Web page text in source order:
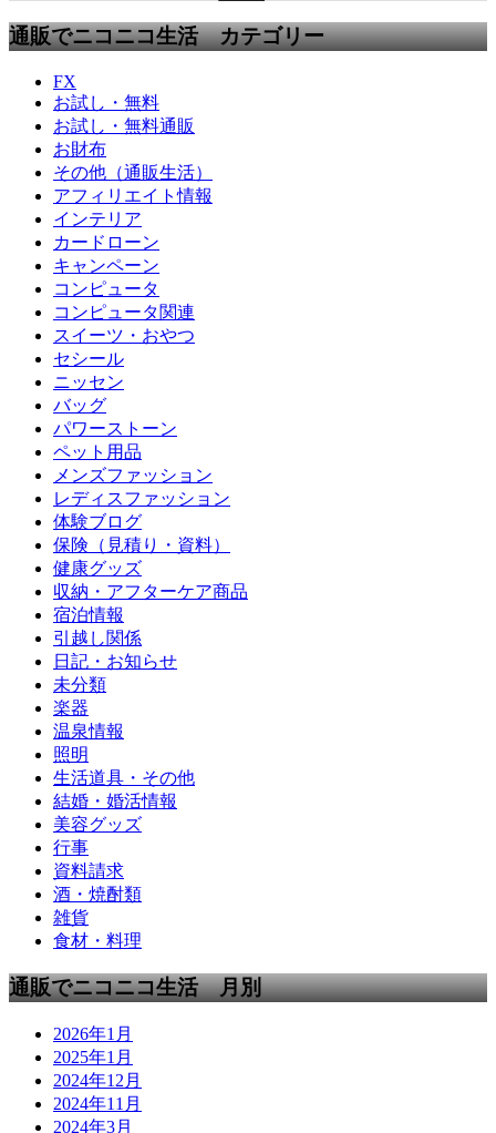
通販でニコニコ生活 カテゴリー
FX
お試し・無料
お試し・無料通販
お財布
その他（通販生活）
アフィリエイト情報
インテリア
カードローン
キャンペーン
コンピュータ
コンピュータ関連
スイーツ・おやつ
セシール
ニッセン
バッグ
パワーストーン
ペット用品
メンズファッション
レディスファッション
体験ブログ
保険（見積り・資料）
健康グッズ
収納・アフターケア商品
宿泊情報
引越し関係
日記・お知らせ
未分類
楽器
温泉情報
照明
生活道具・その他
結婚・婚活情報
美容グッズ
行事
資料請求
酒・焼酎類
雑貨
食材・料理
通販でニコニコ生活 月別
2026年1月
2025年1月
2024年12月
2024年11月
2024年3月